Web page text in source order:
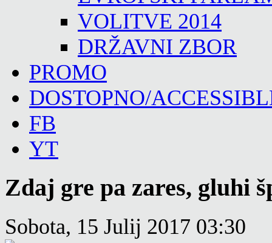
VOLITVE 2014
DRŽAVNI ZBOR
PROMO
DOSTOPNO/
FB
YT
Zdaj gre pa zares, gluhi
Sobota, 15 Julij 2017 03:30